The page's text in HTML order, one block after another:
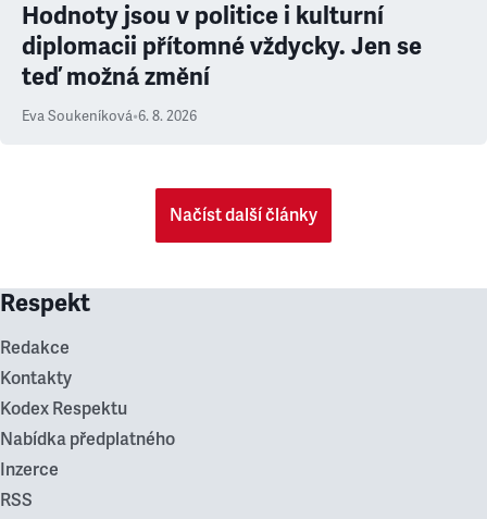
Hodnoty jsou v politice i kulturní
diplomacii přítomné vždycky. Jen se
teď možná změní
Eva Soukeníková•6. 8. 2026
Načíst další články
Respekt
Redakce
Kontakty
Kodex Respektu
Nabídka předplatného
Inzerce
RSS